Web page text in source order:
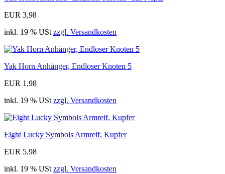
EUR 3,98
inkl. 19 % USt zzgl. Versandkosten
Yak Horn Anhänger, Endloser Knoten 5
EUR 1,98
inkl. 19 % USt zzgl. Versandkosten
Eight Lucky Symbols Armreif, Kupfer
EUR 5,98
inkl. 19 % USt zzgl. Versandkosten